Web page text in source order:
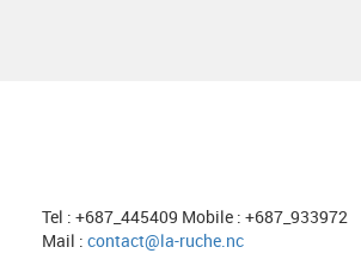
Tel : +687_445409 Mobile : +687_933972
Mail : contact@la-ruche.nc